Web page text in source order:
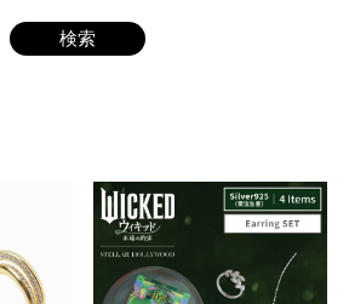
レビュー順